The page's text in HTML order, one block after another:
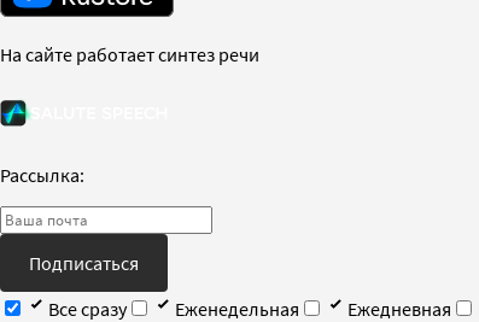
На сайте работает синтез речи
Рассылка:
Подписаться
Все сразу
Еженедельная Ежедневная